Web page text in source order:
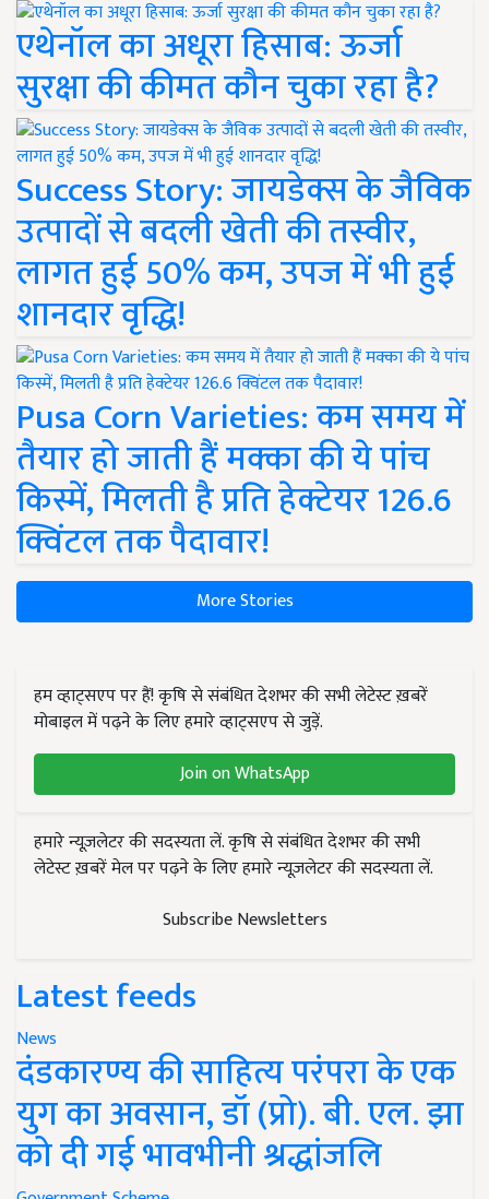
एथेनॉल का अधूरा हिसाब: ऊर्जा
सुरक्षा की कीमत कौन चुका रहा है?
Success Story: जायडेक्स के जैविक
उत्पादों से बदली खेती की तस्वीर,
लागत हुई 50% कम, उपज में भी हुई
शानदार वृद्धि!
Pusa Corn Varieties: कम समय में
तैयार हो जाती हैं मक्का की ये पांच
किस्में, मिलती है प्रति हेक्टेयर 126.6
क्विंटल तक पैदावार!
More Stories
हम व्हाट्सएप पर हैं! कृषि से संबंधित देशभर की सभी लेटेस्ट ख़बरें
मोबाइल में पढ़ने के लिए हमारे व्हाट्सएप से जुड़ें.
Join on WhatsApp
हमारे न्यूज़लेटर की सदस्यता लें. कृषि से संबंधित देशभर की सभी
लेटेस्ट ख़बरें मेल पर पढ़ने के लिए हमारे न्यूज़लेटर की सदस्यता लें.
Subscribe Newsletters
Latest feeds
News
दंडकारण्य की साहित्य परंपरा के एक
युग का अवसान, डॉ (प्रो). बी. एल. झा
को दी गई भावभीनी श्रद्धांजलि